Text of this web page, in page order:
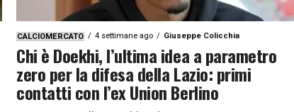
CALCIOMERCATO 4 settimane ago Giuseppe Colicchia
Chi è Doekhi, l’ultima idea a parametro
zero per la difesa della Lazio: primi
contatti con l’ex Union Berlino